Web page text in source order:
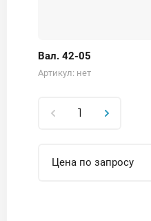
Вал. 42-05
Артикул: нет
Цена по запросу